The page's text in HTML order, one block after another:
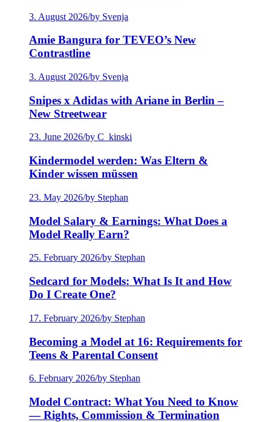
3. August 2026/by Svenja
Amie Bangura for TEVEO’s New
Contrastline
3. August 2026/by Svenja
Snipes x Adidas with Ariane in Berlin –
New Streetwear
23. June 2026/by C_kinski
Kindermodel werden: Was Eltern &
Kinder wissen müssen
23. May 2026/by Stephan
Model Salary & Earnings: What Does a
Model Really Earn?
25. February 2026/by Stephan
Sedcard for Models: What Is It and How
Do I Create One?
17. February 2026/by Stephan
Becoming a Model at 16: Requirements for
Teens & Parental Consent
6. February 2026/by Stephan
Model Contract: What You Need to Know
— Rights, Commission & Termination